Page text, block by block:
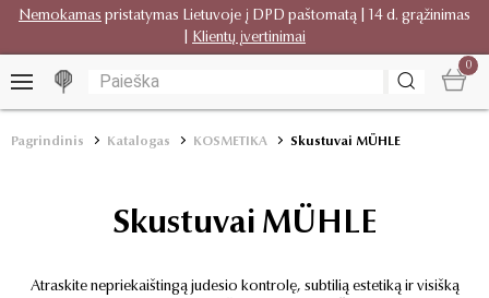
Nemokamas pristatymas Lietuvoje į DPD paštomatą | 14 d. grąžinimas
Klientų įvertinimai
0
Pagrindinis Katalogas KOSMETIKA Skustuvai MÜHLE
Skustuvai MÜHLE
Atraskite nepriekaištingą judesio kontrolę, subtilią estetiką ir visišką